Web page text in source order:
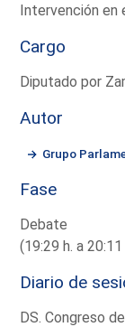
Intervención
Cargo
Diputado por
Autor
Grupo
Fase
Debate
(19:29 h. a
Diario de
DS. Congreso